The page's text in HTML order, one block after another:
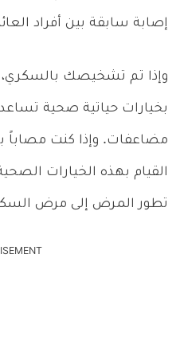
إصابة سابقة بين أفراد
وإذا تم تشخيصك بالسكري،
بخيارات حياتية صحية
مضاعفات. وإذا كنت مصاباً
القيام بهذه الخيارات
تطور المرض إلى مرض